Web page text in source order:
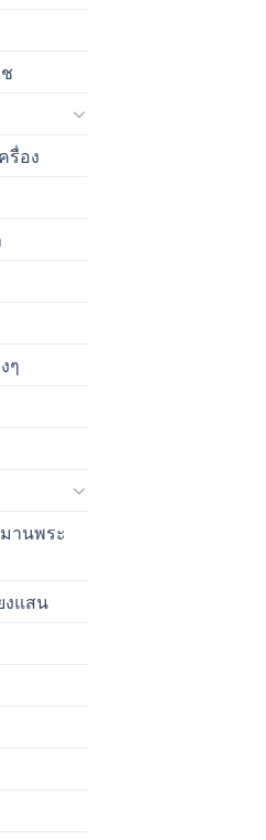
รื่อง
ๆ
านพระ
งแสน